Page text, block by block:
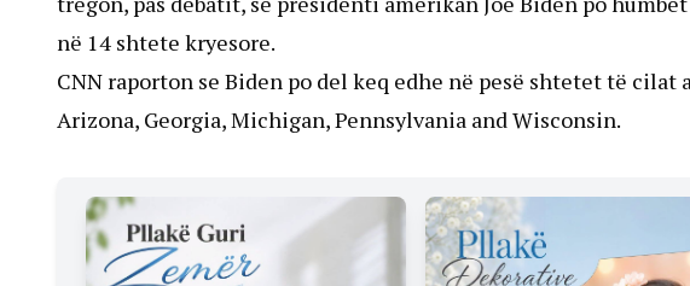
në 14 shtete kryesore.
CNN raporton se Biden po del keq edhe në pesë shtetet të
Arizona, Georgia, Michigan, Pennsylvania and Wisconsin.